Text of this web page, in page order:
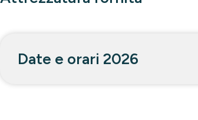
Date e orari 2026